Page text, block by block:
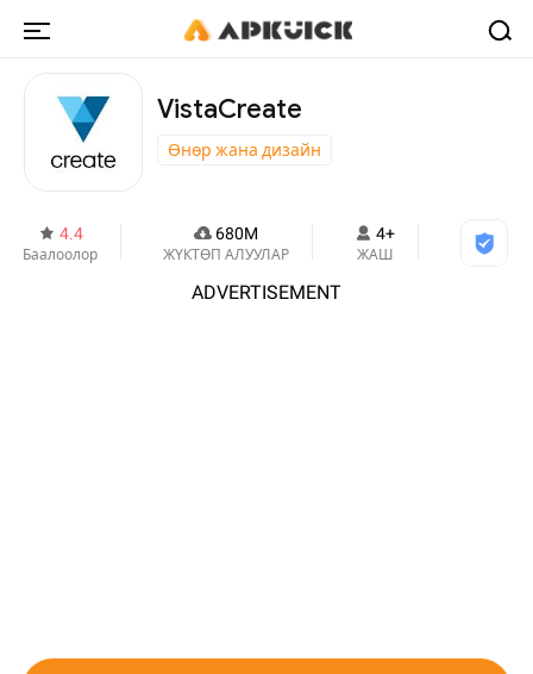
VistaCreate
Өнөр жана дизайн
4.4
Баалоолор
680M
ЖҮКТӨП АЛУУЛАР
4+
ЖАШ
ADVERTISEMENT